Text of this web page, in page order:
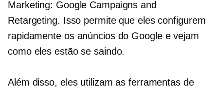
Marketing: Google Campaigns and
Retargeting. Isso permite que eles configurem
rapidamente os anúncios do Google e vejam
como eles estão se saindo.
Além disso, eles utilizam as ferramentas de